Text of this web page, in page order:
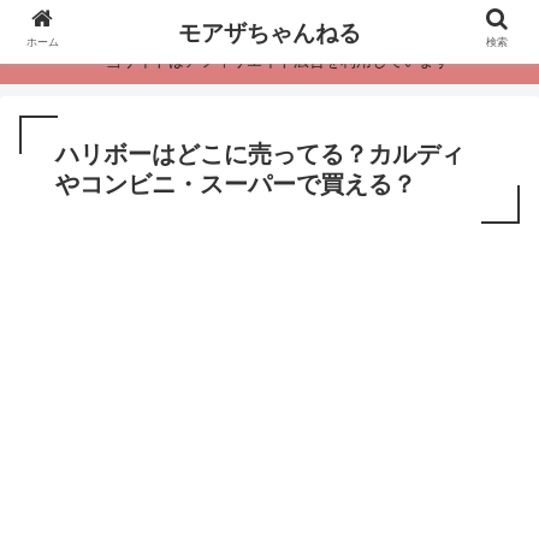
・当サイトはアフィリエイト広告を利用しています
ハリボーはどこに売ってる？カルディ
やコンビニ・スーパーで買える？
ホーム モアザちゃんねる 検索